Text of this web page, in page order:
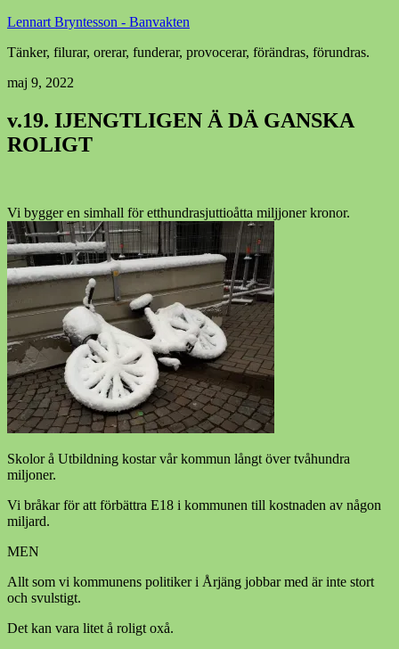
Lennart Bryntesson - Banvakten
Tänker, filurar, orerar, funderar, provocerar, förändras, förundras.
maj 9, 2022
v.19. IJENGTLIGEN Ä DÄ GANSKA
ROLIGT
Vi bygger en simhall för etthundrasjuttioåtta miljjoner kronor.
Skolor å Utbildning kostar vår kommun långt över tvåhundra
miljoner.
Vi bråkar för att förbättra E18 i kommunen till kostnaden av någon
miljard.
MEN
Allt som vi kommunens politiker i Årjäng jobbar med är inte stort
och svulstigt.
Det kan vara litet å roligt oxå.